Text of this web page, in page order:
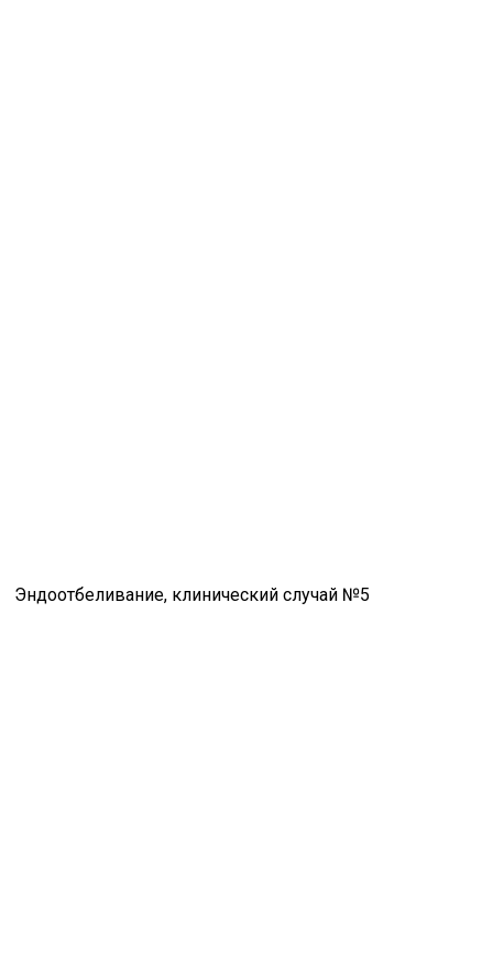
Эндоотбеливание, клинический случай №5